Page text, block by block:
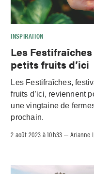
INSPIRATION
Les
petits fruits d’ici
Les Festifraîches,
fruits d’ici, reviennent
une vingtaine de
prochain.
2 août 2023 à 10h33 –Arianne